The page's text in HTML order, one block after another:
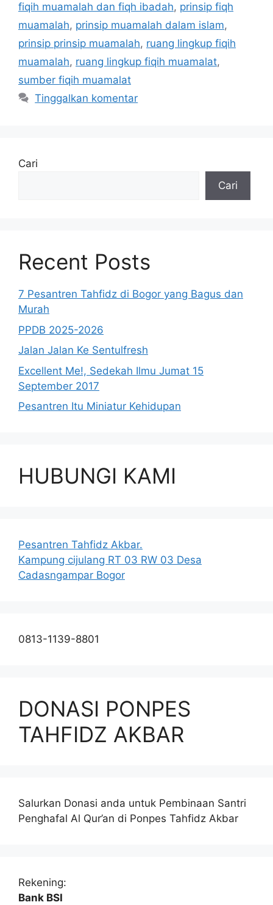
fiqih muamalah dan fiqh ibadah, prinsip fiqh
muamalah, prinsip muamalah dalam islam,
prinsip prinsip muamalah, ruang lingkup fiqih
muamalah, ruang lingkup fiqih muamalat,
sumber fiqih muamalat
Tinggalkan komentar
Cari
Cari
Recent Posts
7 Pesantren Tahfidz di Bogor yang Bagus dan
Murah
PPDB 2025-2026
Jalan Jalan Ke Sentulfresh
Excellent Me!, Sedekah Ilmu Jumat 15
September 2017
Pesantren Itu Miniatur Kehidupan
HUBUNGI KAMI
Pesantren Tahfidz Akbar.
Kampung cijulang RT 03 RW 03 Desa
Cadasngampar Bogor
0813-1139-8801
DONASI PONPES
TAHFIDZ AKBAR
Salurkan Donasi anda untuk Pembinaan Santri
Penghafal Al Qur’an di Ponpes Tahfidz Akbar
Rekening:
Bank BSI